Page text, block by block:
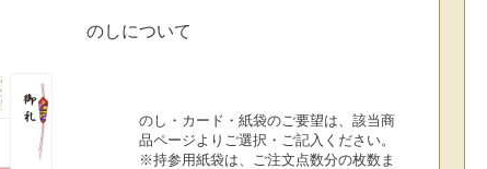
のしについて
のし・カード・紙袋のご要望は、該当商
品ページよりご選択・ご記入ください。
※持参用紙袋は、ご注文点数分の枚数ま